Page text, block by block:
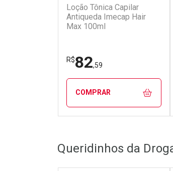
Loção Tônica Capilar
Antiqueda Imecap Hair
Max 100ml
R$82,59
COMPRAR
Laboratório
Por Menos
Queridinhos da